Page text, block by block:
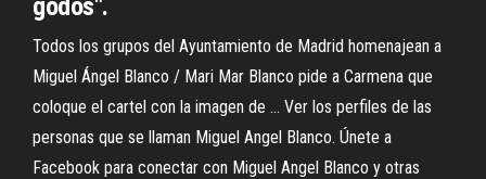
godos".
Todos los grupos del Ayuntamiento de Madrid homenajean a
Miguel Ángel Blanco / Mari Mar Blanco pide a Carmena que
coloque el cartel con la imagen de … Ver los perfiles de las
personas que se llaman Miguel Angel Blanco. Únete a
Facebook para conectar con Miguel Angel Blanco y otras